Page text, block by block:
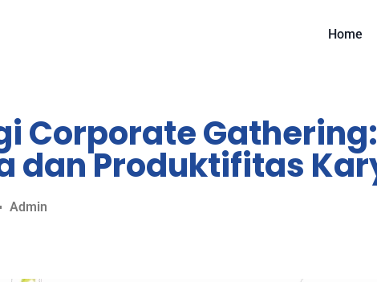
Home
Corporate
dan Produktifitas
Admin